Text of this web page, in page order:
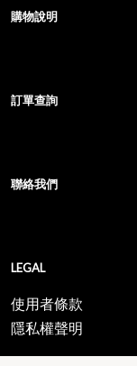
購物說明
訂單查詢
聯絡我們
LEGAL
使用者條款
隱私權聲明